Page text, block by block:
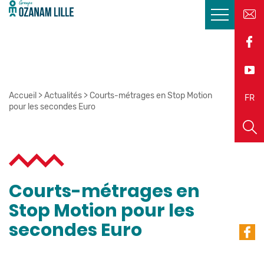
FR
EN
Accueil >Actualités >Courts-métrages en Stop Motion
pour les secondes Euro
Courts-métrages en
Stop Motion pour les
secondes Euro